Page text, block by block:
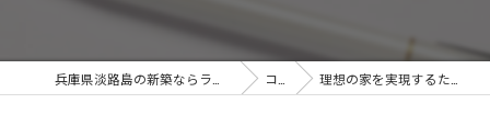
コラム 理想の家を実現するための土地選びのポイント